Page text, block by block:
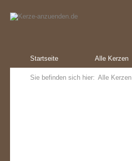
Startseite Alle Kerzen
Sie befinden sich hier: Alle Kerzen